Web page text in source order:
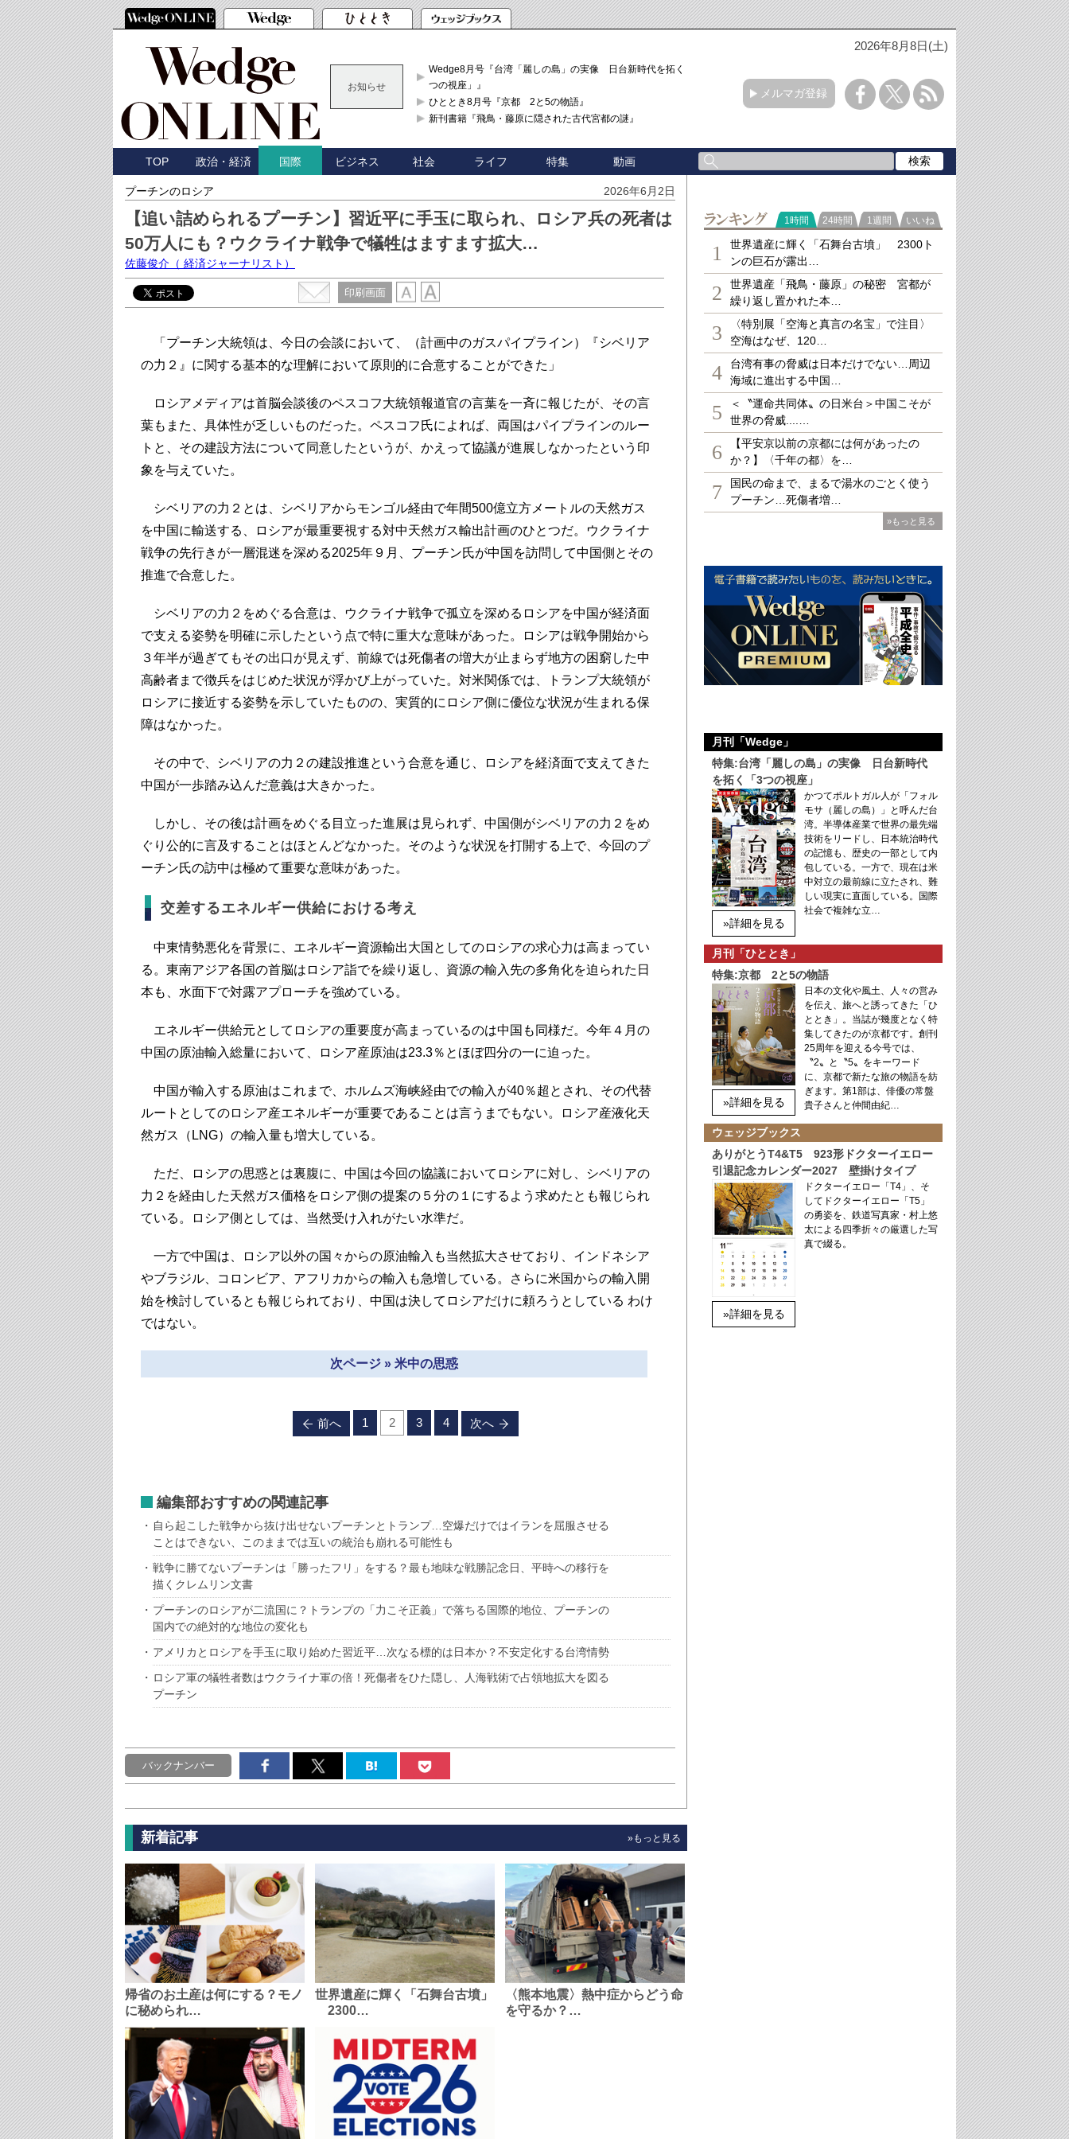
2026年8月8日(土)
お知らせ
Wedge8月号『台湾「麗しの島」の実像 日台新時代を拓く「3
つの視座」』
ひととき8月号『京都 2と5の物語』
新刊書籍『飛鳥・藤原に隠された古代宮都の謎』
メルマガ登録
TOP 政治・経済 国際 ビジネス 社会 ライフ 特集 動画
プーチンのロシア 2026年6月2日
【追い詰められるプーチン】習近平に手玉に取られ、ロシア兵の死者は
50万人にも？ウクライナ戦争で犠牲はますます拡大…
佐藤俊介 （ 経済ジャーナリスト）
印刷画面
「プーチン大統領は、今日の会談において、（計画中のガスパイプライン）『シベリア
の力２』に関する基本的な理解において原則的に合意することができた」
ロシアメディアは首脳会談後のペスコフ大統領報道官の言葉を一斉に報じたが、その言
葉もまた、具体性が乏しいものだった。ペスコフ氏によれば、両国はパイプラインのルー
トと、その建設方法について同意したというが、かえって協議が進展しなかったという印
象を与えていた。
シベリアの力２とは、シベリアからモンゴル経由で年間500億立方メートルの天然ガス
を中国に輸送する、ロシアが最重要視する対中天然ガス輸出計画のひとつだ。ウクライナ
戦争の先行きが一層混迷を深める2025年９月、プーチン氏が中国を訪問して中国側とその
推進で合意した。
シベリアの力２をめぐる合意は、ウクライナ戦争で孤立を深めるロシアを中国が経済面
で支える姿勢を明確に示したという点で特に重大な意味があった。ロシアは戦争開始から
３年半が過ぎてもその出口が見えず、前線では死傷者の増大が止まらず地方の困窮した中
高齢者まで徴兵をはじめた状況が浮かび上がっていた。対米関係では、トランプ大統領が
ロシアに接近する姿勢を示していたものの、実質的にロシア側に優位な状況が生まれる保
障はなかった。
その中で、シベリアの力２の建設推進という合意を通じ、ロシアを経済面で支えてきた
中国が一歩踏み込んだ意義は大きかった。
しかし、その後は計画をめぐる目立った進展は見られず、中国側がシベリアの力２をめ
ぐり公的に言及することはほとんどなかった。そのような状況を打開する上で、今回のプ
ーチン氏の訪中は極めて重要な意味があった。
交差するエネルギー供給における考え
中東情勢悪化を背景に、エネルギー資源輸出大国としてのロシアの求心力は高まってい
る。東南アジア各国の首脳はロシア詣でを繰り返し、資源の輸入先の多角化を迫られた日
本も、水面下で対露アプローチを強めている。
エネルギー供給元としてロシアの重要度が高まっているのは中国も同様だ。今年４月の
中国の原油輸入総量において、ロシア産原油は23.3％とほぼ四分の一に迫った。
中国が輸入する原油はこれまで、ホルムズ海峡経由での輸入が40％超とされ、その代替
ルートとしてのロシア産エネルギーが重要であることは言うまでもない。ロシア産液化天
然ガス（LNG）の輸入量も増大している。
ただ、ロシアの思惑とは裏腹に、中国は今回の協議においてロシアに対し、シベリアの
力２を経由した天然ガス価格をロシア側の提案の５分の１にするよう求めたとも報じられ
ている。ロシア側としては、当然受け入れがたい水準だ。
一方で中国は、ロシア以外の国々からの原油輸入も当然拡大させており、インドネシア
やブラジル、コロンビア、アフリカからの輸入も急増している。さらに米国からの輸入開
始を検討しているとも報じられており、中国は決してロシアだけに頼ろうとしている わけ
ではない。
次ページ » 米中の思惑
前へ 1 2 3 4 次へ
編集部おすすめの関連記事
自ら起こした戦争から抜け出せないプーチンとトランプ…空爆だけではイランを屈服させる
ことはできない、このままでは互いの統治も崩れる可能性も
戦争に勝てないプーチンは「勝ったフリ」をする？最も地味な戦勝記念日、平時への移行を
描くクレムリン文書
プーチンのロシアが二流国に？トランプの「力こそ正義」で落ちる国際的地位、プーチンの
国内での絶対的な地位の変化も
アメリカとロシアを手玉に取り始めた習近平…次なる標的は日本か？不安定化する台湾情勢
ロシア軍の犠牲者数はウクライナ軍の倍！死傷者をひた隠し、人海戦術で占領地拡大を図る
プーチン
バックナンバー
新着記事 »もっと見る
帰省のお土産は何にする？モノ
に秘められ…
世界遺産に輝く「石舞台古墳」
2300…
〈熊本地震〉熱中症からどう命
を守るか？…
ランキング
1時間 24時間 1週間 いいね
1
世界遺産に輝く「石舞台古墳」 2300ト
ンの巨石が露出…
2
世界遺産「飛鳥・藤原」の秘密 宮都が
繰り返し置かれた本…
3
〈特別展「空海と真言の名宝」で注目〉
空海はなぜ、120…
4
台湾有事の脅威は日本だけでない…周辺
海域に進出する中国…
5
＜〝運命共同体〟の日米台＞中国こそが
世界の脅威....…
6
【平安京以前の京都には何があったの
か？】〈千年の都〉を…
7
国民の命まで、まるで湯水のごとく使う
プーチン…死傷者増…
»もっと見る
月刊「Wedge」
特集:台湾「麗しの島」の実像 日台新時代
を拓く「3つの視座」
»詳細を見る
かつてポルトガル人が「フォル
モサ（麗しの島）」と呼んだ台
湾。半導体産業で世界の最先端
技術をリードし、日本統治時代
の記憶も、歴史の一部として内
包している。一方で、現在は米
中対立の最前線に立たされ、難
しい現実に直面している。国際
社会で複雑な立…
月刊「ひととき」
特集:京都 2と5の物語
»詳細を見る
日本の文化や風土、人々の営み
を伝え、旅へと誘ってきた「ひ
ととき」。当誌が幾度となく特
集してきたのが京都です。創刊
25周年を迎える今号では、
〝2〟と〝5〟をキーワード
に、京都で新たな旅の物語を紡
ぎます。第1部は、俳優の常盤
貴子さんと仲間由紀…
ウェッジブックス
ありがとうT4&T5 923形ドクターイエロー
引退記念カレンダー2027 壁掛けタイプ
»詳細を見る
ドクターイエロー「T4」、そ
してドクターイエロー「T5」
の勇姿を、鉄道写真家・村上悠
太による四季折々の厳選した写
真で綴る。